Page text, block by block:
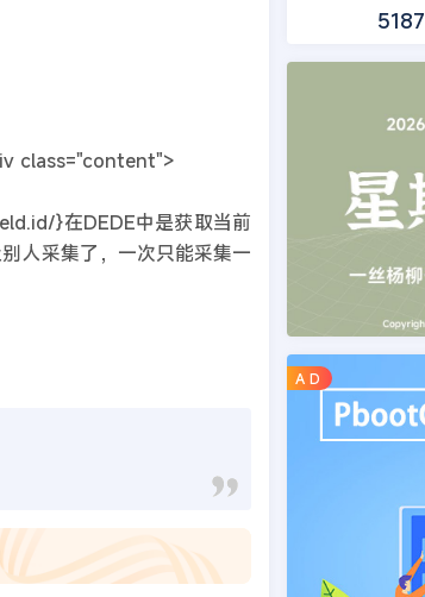
class="content">
}在DEDE中是获取当前
人采集了，一次只能采集一
5187
A D